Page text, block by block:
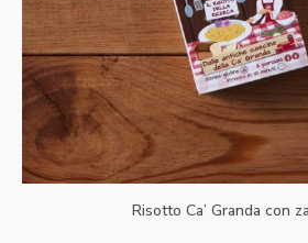
Risotto Ca’ Granda con